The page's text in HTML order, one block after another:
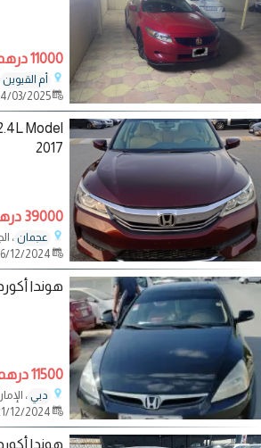
11000 درهم
أم القيوين
24/03/2025
Model
2017
39000 درهم
عجمان ،
هوندا أكورد 2007
11500 درهم
دبي ،
هوندا أكورد رقم 1